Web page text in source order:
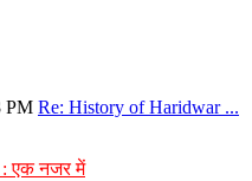
PM Re: History of Haridwar ...
: एक नजर में